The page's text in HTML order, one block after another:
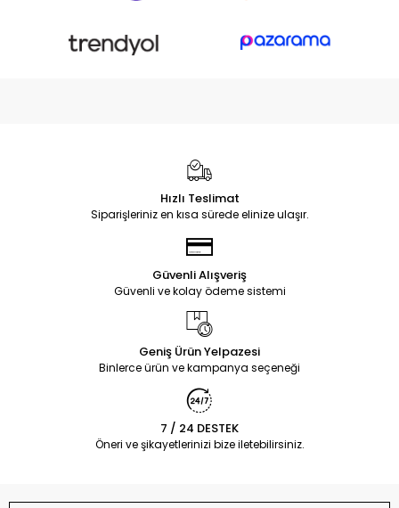
Hızlı Teslimat
Siparişleriniz en kısa sürede elinize ulaşır.
Güvenli Alışveriş
Güvenli ve kolay ödeme sistemi
Geniş Ürün Yelpazesi
Binlerce ürün ve kampanya seçeneği
7 / 24 DESTEK
Öneri ve şikayetlerinizi bize iletebilirsiniz.